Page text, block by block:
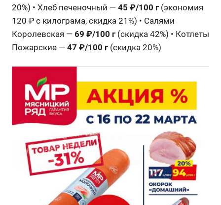
20%) • Хлеб печеночный — 45 ₽/100 г (экономия
120 ₽ с килограма, скидка 21%) • Салями
Королевская — 69 ₽/100 г (скидка 42%) • Котлеты
Пожарские — 47 ₽/100 г (скидка 20%)